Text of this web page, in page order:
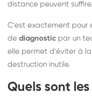
distance peuvent suffire.
C'est exactement pour
de diagnostic par un
elle permet d'éviter à
destruction inutile.
Quels sont